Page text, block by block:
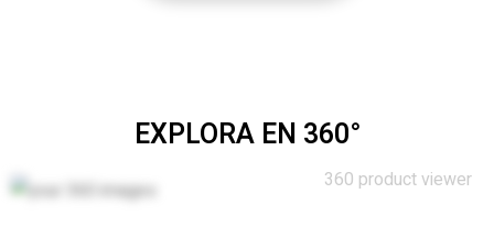
EXPLORA EN 360°
360 product viewer